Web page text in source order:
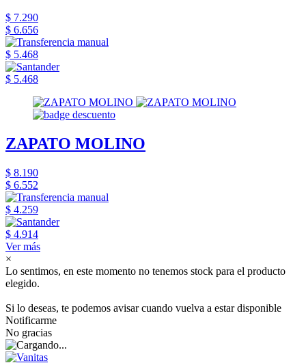
$ 7.290
$ 6.656
$ 5.468
$ 5.468
ZAPATO MOLINO
$ 8.190
$ 6.552
$ 4.259
$ 4.914
Ver más
×
Lo sentimos, en este momento no tenemos stock para el producto
elegido.
Si lo deseas, te podemos avisar cuando vuelva a estar disponible
Notificarme
No gracias